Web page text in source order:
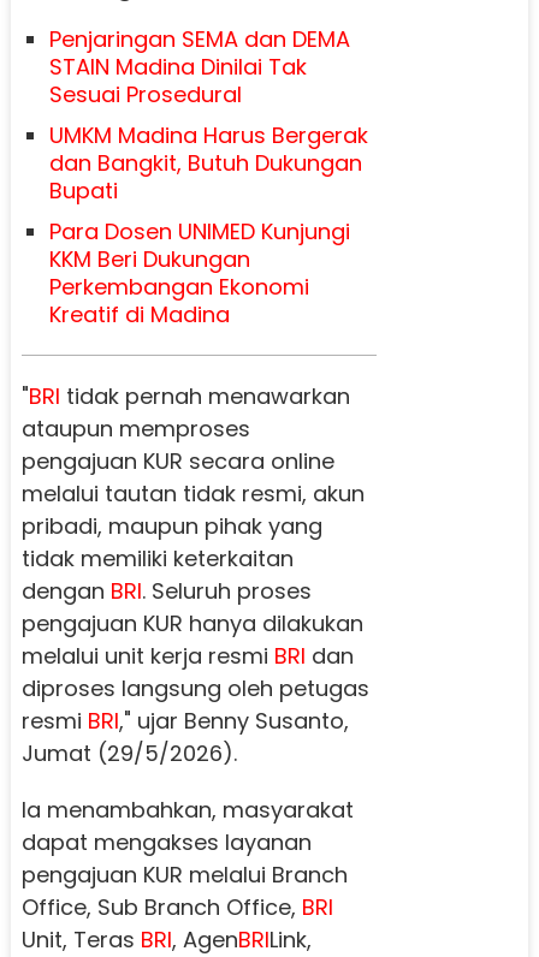
Penjaringan SEMA dan DEMA
STAIN Madina Dinilai Tak
Sesuai Prosedural
UMKM Madina Harus Bergerak
dan Bangkit, Butuh Dukungan
Bupati
Para Dosen UNIMED Kunjungi
KKM Beri Dukungan
Perkembangan Ekonomi
Kreatif di Madina
"BRI tidak pernah menawarkan
ataupun memproses
pengajuan KUR secara online
melalui tautan tidak resmi, akun
pribadi, maupun pihak yang
tidak memiliki keterkaitan
dengan BRI. Seluruh proses
pengajuan KUR hanya dilakukan
melalui unit kerja resmi BRI dan
diproses langsung oleh petugas
resmi BRI," ujar Benny Susanto,
Jumat (29/5/2026).
Ia menambahkan, masyarakat
dapat mengakses layanan
pengajuan KUR melalui Branch
Office, Sub Branch Office, BRI
Unit, Teras BRI, AgenBRILink,